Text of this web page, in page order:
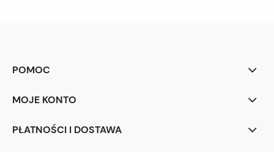
POMOC
MOJE KONTO
PŁATNOŚCI I DOSTAWA